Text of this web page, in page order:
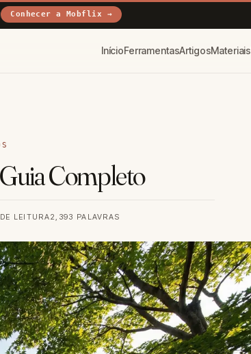
Conhecer a Mobflix →
InícioFerramentasArtigosMateriais
Completo
LEITURA2,393 PALAVRAS